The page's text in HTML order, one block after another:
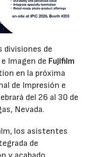
divisiones de
Imagen de Fujifilm
en la próxima
de Impresión e
del 26 al 30 de
Nevada.
los asistentes
de